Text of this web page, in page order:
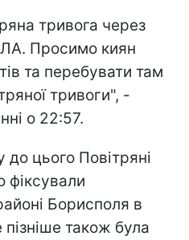
тривога через
Просимо киян
та перебувати там
тривоги", -
о 22:57.
цього Повітряні
Борисполя в
також була